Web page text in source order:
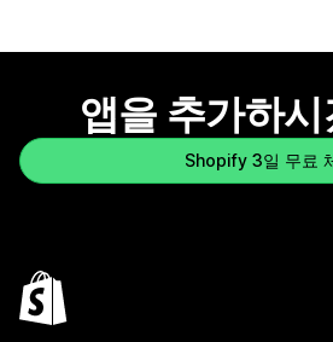
앱을 추가하
Shopify 3일 무료